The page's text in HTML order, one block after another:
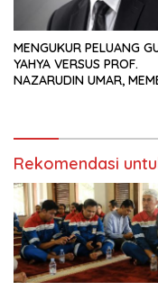
MENGUKUR PELUANG
YAHYA VERSUS PROF.
NAZARUDIN UMAR,
Rekomendasi